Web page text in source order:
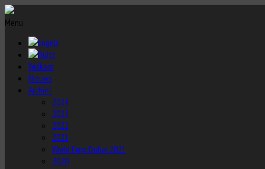
Menu
Welkom
Nieuws
Archief
2024
2023
2022
2021
World Expo Dubai 2021
2020